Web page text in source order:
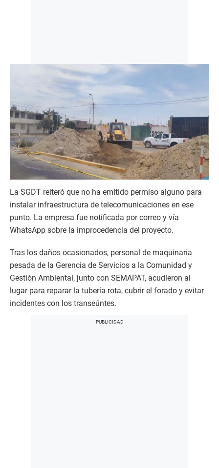
La SGDT reiteró que no ha emitido permiso alguno para
instalar infraestructura de telecomunicaciones en ese
punto. La empresa fue notificada por correo y vía
WhatsApp sobre la improcedencia del proyecto.
Tras los daños ocasionados, personal de maquinaria
pesada de la Gerencia de Servicios a la Comunidad y
Gestión Ambiental, junto con SEMAPAT, acudieron al
lugar para reparar la tubería rota, cubrir el forado y evitar
incidentes con los transeúntes.